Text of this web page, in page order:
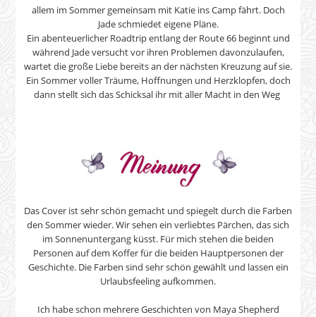
allem im Sommer gemeinsam mit Katie ins Camp fährt. Doch
Jade schmiedet eigene Pläne.
Ein abenteuerlicher Roadtrip entlang der Route 66 beginnt und
während Jade versucht vor ihren Problemen davonzulaufen,
wartet die große Liebe bereits an der nächsten Kreuzung auf sie.
Ein Sommer voller Träume, Hoffnungen und Herzklopfen, doch
dann stellt sich das Schicksal ihr mit aller Macht in den Weg
Das Cover ist sehr schön gemacht und spiegelt durch die Farben
den Sommer wieder. Wir sehen ein verliebtes Pärchen, das sich
im Sonnenuntergang küsst. Für mich stehen die beiden
Personen auf dem Koffer für die beiden Hauptpersonen der
Geschichte. Die Farben sind sehr schön gewählt und lassen ein
Urlaubsfeeling aufkommen.
Ich habe schon mehrere Geschichten von Maya Shepherd